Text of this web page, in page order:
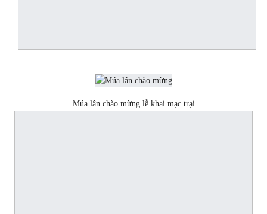
Múa lân chào mừng lễ khai mạc trại